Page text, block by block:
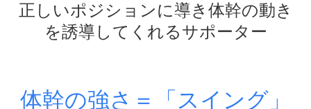
正しいポジションに導き体幹の動き
を誘導してくれるサポーター
体幹の強さ＝「スイング」